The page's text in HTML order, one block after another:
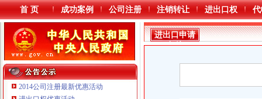
首 页 成功案例 公司注册 注销转让 进出口权
2014公司注册最新优惠活动
进出口申请
条件